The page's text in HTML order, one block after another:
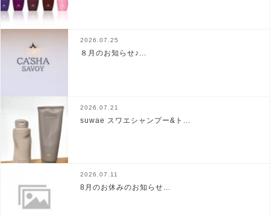
2026.07.25
８月のお知らせ♪...
2026.07.21
suwae スワエシャンプー&ト...
2026.07.11
8月のお休みのお知らせ...